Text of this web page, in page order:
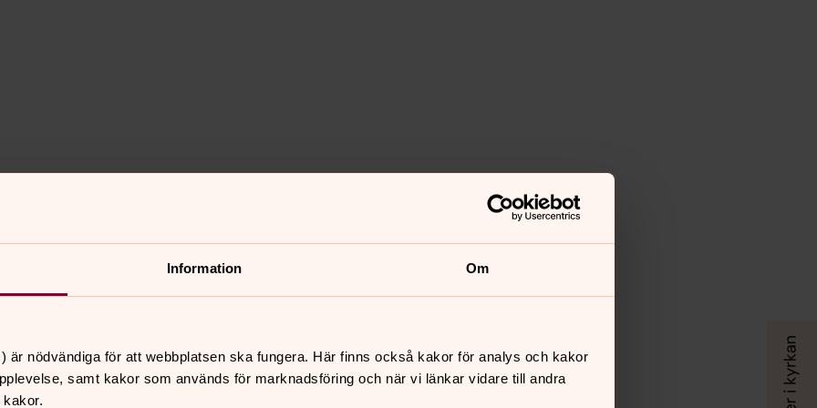
Information Om
är nödvändiga för att webbplatsen ska fungera. Här finns också kakor för analys och kakor
samt kakor som används för marknadsföring och när vi länkar vidare till andra
av hur asyl- och
påverkar också den svenska asyl-